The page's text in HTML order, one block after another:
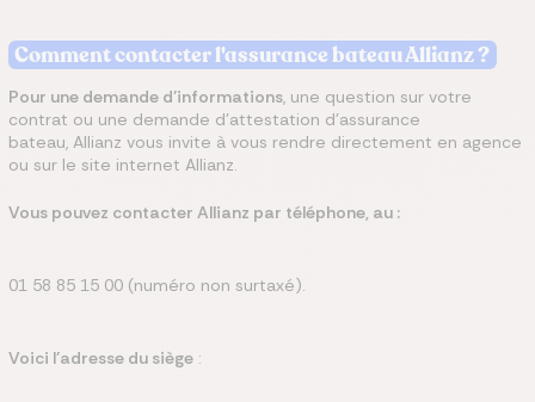
Comment contacter l'assurance bateau Allianz ?
Pour une demande d’informations, une question sur votre
contrat ou une demande d’attestation d’assurance
bateau, Allianz vous invite à vous rendre directement en agence
ou sur le site internet Allianz.
Vous pouvez contacter Allianz par téléphone, au :
01 58 85 15 00 (numéro non surtaxé).
Voici l’adresse du siège :